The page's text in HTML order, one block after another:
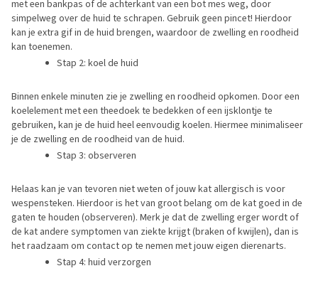
met een bankpas of de achterkant van een bot mes weg, door
simpelweg over de huid te schrapen. Gebruik geen pincet! Hierdoor
kan je extra gif in de huid brengen, waardoor de zwelling en roodheid
kan toenemen.
Stap 2: koel de huid
Binnen enkele minuten zie je zwelling en roodheid opkomen. Door een
koelelement met een theedoek te bedekken of een ijsklontje te
gebruiken, kan je de huid heel eenvoudig koelen. Hiermee minimaliseer
je de zwelling en de roodheid van de huid.
Stap 3: observeren
Helaas kan je van tevoren niet weten of jouw kat allergisch is voor
wespensteken. Hierdoor is het van groot belang om de kat goed in de
gaten te houden (observeren). Merk je dat de zwelling erger wordt of
de kat andere symptomen van ziekte krijgt (braken of kwijlen), dan is
het raadzaam om contact op te nemen met jouw eigen dierenarts.
Stap 4: huid verzorgen